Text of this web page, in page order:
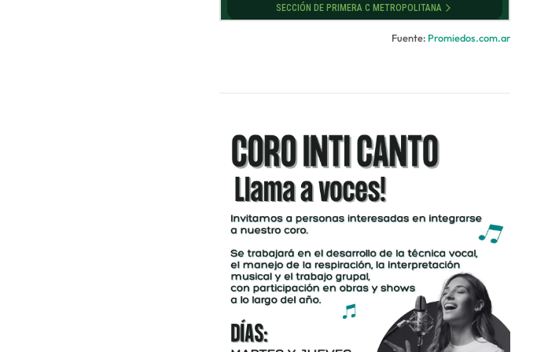
Fuente: Promiedos.com.ar